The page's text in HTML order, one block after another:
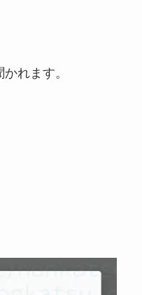
れます。